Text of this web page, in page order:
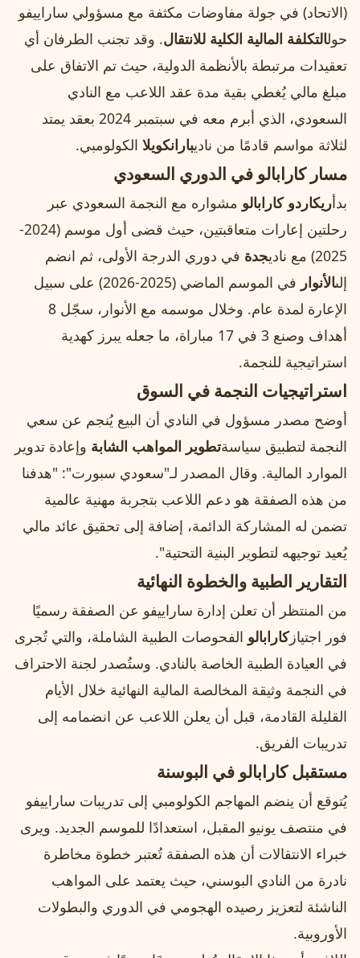
(الاتحاد) في جولة مفاوضات مكثفة مع مسؤولي ساراييفو
حولالتكلفة المالية الكلية للانتقال. وقد تجنب الطرفان أي
تعقيدات مرتبطة بالأنظمة الدولية، حيث تم الاتفاق على
مبلغ مالي يُغطي بقية مدة عقد اللاعب مع النادي
السعودي، الذي أبرم معه في سبتمبر 2024 بعقد يمتد
لثلاثة مواسم قادمًا من ناديبارانكويلا الكولومبي.
مسار كارابالو في الدوري السعودي
بدأريكاردو كارابالو مشواره مع النجمة السعودي عبر
رحلتين إعارات متعاقبتين، حيث قضى أول موسم (2024-
2025) مع نادي
جدة في دوري الدرجة الأولى، ثم انضم
إلىالأنوار
في الموسم الماضي (2025-2026) على سبيل
الإعارة لمدة عام. وخلال موسمه مع الأنوار، سجّل 8
أهداف وصنع 3 في 17 مباراة، ما جعله يبرز كهدية
استراتيجية للنجمة.
استراتيجيات النجمة في السوق
أوضح مصدر مسؤول في النادي أن البيع يُنجم عن سعي
النجمة لتطبيق سياسةتطوير المواهب الشابة وإعادة تدوير
الموارد المالية. وقال المصدر لـ"سعودي سبورت": "هدفنا
من هذه الصفقة هو دعم اللاعب بتجربة مهنية عالمية
تضمن له المشاركة الدائمة، إضافة إلى تحقيق عائد مالي
يُعيد توجيهه لتطوير البنية التحتية".
التقارير الطبية والخطوة النهائية
من المنتظر أن تعلن إدارة ساراييفو عن الصفقة رسميًا
فور اجتيازكارابالو الفحوصات الطبية الشاملة، والتي تُجرى
في العيادة الطبية الخاصة بالنادي. وستُصدر لجنة الاحتراف
في النجمة وثيقة المخالصة المالية النهائية خلال الأيام
القليلة القادمة، قبل أن يعلن اللاعب عن انضمامه إلى
تدريبات الفريق.
مستقبل كارابالو في البوسنة
يُتوقع أن ينضم المهاجم الكولومبي إلى تدريبات ساراييفو
في منتصف يونيو المقبل، استعدادًا للموسم الجديد. ويرى
خبراء الانتقالات أن هذه الصفقة تُعتبر خطوة مخاطرة
نادرة من النادي البوسني، حيث يعتمد على المواهب
الناشئة لتعزيز رصيده الهجومي في الدوري والبطولات
الأوروبية.